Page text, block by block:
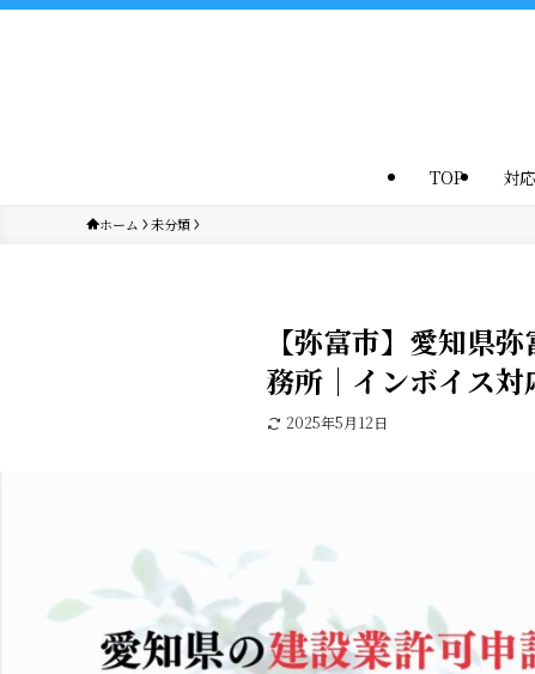
TOP 対
ホーム 未分類
【弥富市】愛知県
務所｜インボイス対
2025年5月12日